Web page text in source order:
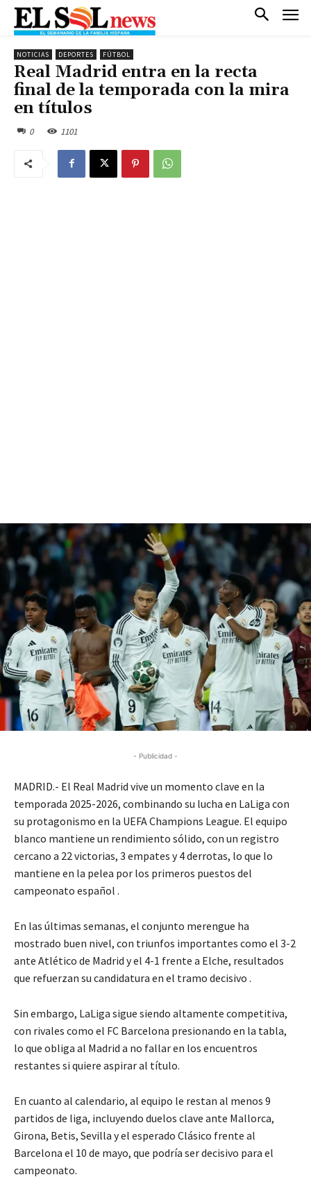
NOTICIAS DEPORTES FÚTBOL
Real Madrid entra en la recta
final de la temporada con la mira
en títulos
0 1101
- Publicidad -
MADRID.- El Real Madrid vive un momento clave en la
temporada 2025-2026, combinando su lucha en LaLiga con
su protagonismo en la UEFA Champions League. El equipo
blanco mantiene un rendimiento sólido, con un registro
cercano a 22 victorias, 3 empates y 4 derrotas, lo que lo
mantiene en la pelea por los primeros puestos del
campeonato español .
En las últimas semanas, el conjunto merengue ha
mostrado buen nivel, con triunfos importantes como el 3-2
ante Atlético de Madrid y el 4-1 frente a Elche, resultados
que refuerzan su candidatura en el tramo decisivo .
Sin embargo, LaLiga sigue siendo altamente competitiva,
con rivales como el FC Barcelona presionando en la tabla,
lo que obliga al Madrid a no fallar en los encuentros
restantes si quiere aspirar al título.
En cuanto al calendario, al equipo le restan al menos 9
partidos de liga, incluyendo duelos clave ante Mallorca,
Girona, Betis, Sevilla y el esperado Clásico frente al
Barcelona el 10 de mayo, que podría ser decisivo para el
campeonato.